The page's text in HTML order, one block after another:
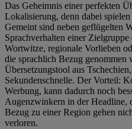
Das Geheimnis einer perfekten
Lokalisierung, denn dabei
Gemeint sind neben geflügelten
Sprachverhalten einer
Wortwitze, regionale Vorlieben
die sprachlich Bezug genommen
Übersetzungstool aus
Sekundenschnelle. Der Vorteil:
Werbung, kann dadurch noch
Augenzwinkern in der Headline,
Bezug zu einer Region gehen
verloren.